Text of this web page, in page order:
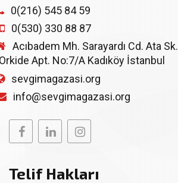
0(216) 545 84 59
0(530) 330 88 87
Acıbadem Mh. Sarayardı Cd. Ata Sk.
Apt. No:7/A Kadıköy İstanbul
sevgimagazasi.org
info@sevgimagazasi.org
Telif Hakları